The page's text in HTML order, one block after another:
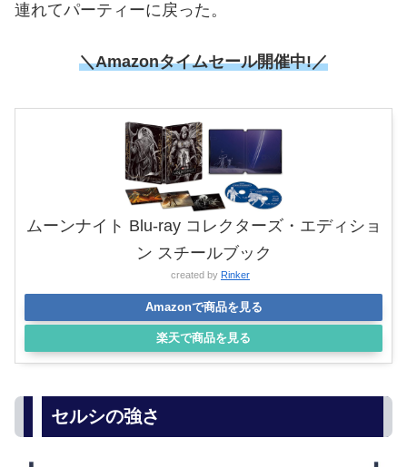
連れてパーティーに戻った。
＼Amazonタイムセール開催中!／
ムーンナイト Blu-ray コレクターズ・エディショ
ン スチールブック
created by Rinker
Amazonで商品を見る
楽天で商品を見る
セルシの強さ